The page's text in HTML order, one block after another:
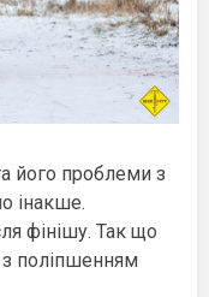
його проблеми з
інакше.
фінішу. Так що
з поліпшенням